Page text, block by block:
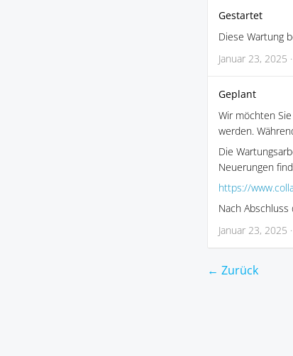
Gestartet
Diese Wartung
Januar 23, 2025
Geplant
Wir möchten
werden.
Die
Neuerungen
https://
Nach
Januar 23, 2025
← Zurück